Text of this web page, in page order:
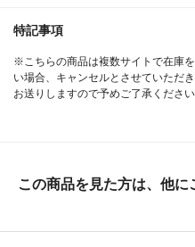
特記事項
※こちらの商品は複数サイトで在庫
い場合、キャンセルとさせていただ
お送りしますので予めご了承ください
この商品を見た方は、他